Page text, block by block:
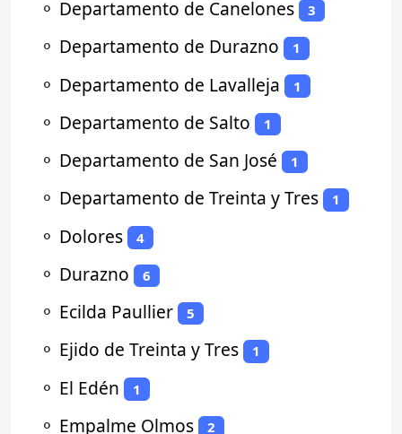
⚬ Departamento de Canelones 3
⚬ Departamento de Durazno 1
⚬ Departamento de Lavalleja 1
⚬ Departamento de Salto 1
⚬ Departamento de San José 1
⚬ Departamento de Treinta y Tres 1
⚬ Dolores 4
⚬ Durazno 6
⚬ Ecilda Paullier 5
⚬ Ejido de Treinta y Tres 1
⚬ El Edén 1
⚬ Empalme Olmos 2